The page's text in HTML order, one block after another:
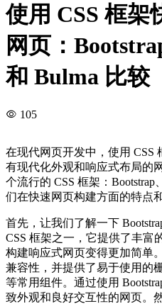
使用 CSS 框架
网页：
和 Bulma 比较
105
在现代网页开发中，使用 CSS
有现代化外观和响应式布局的
个流行的 CSS 框架：Bootstrap
们在快速网页构建方面的特点
首先，让我们了解一下
CSS 框架之一，它提供了丰富
构建响应式网页变得更加简单
兼容性，并提供了易于使用的
等常用组件。通过使用
致外观和良好交互性的网页。